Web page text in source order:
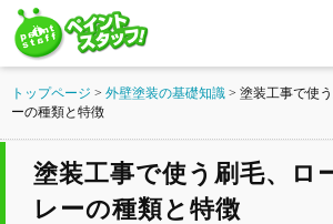
トップページ > 外壁塗装の基礎知識 > 塗装工事で使
ーの種類と特徴
塗装工事で使う刷毛、ロ
レーの種類と特徴